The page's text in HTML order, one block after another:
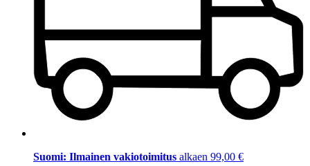
Suomi: Ilmainen vakiotoimitus alkaen 99,00 €